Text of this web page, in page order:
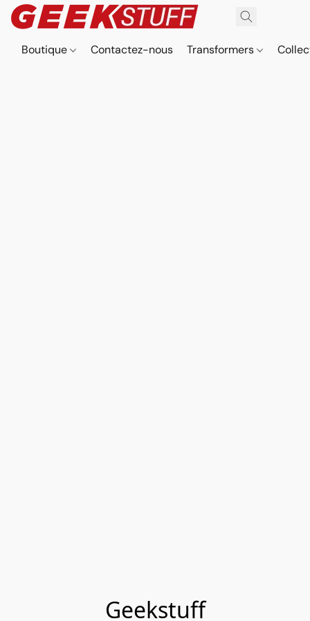
Boutique Contactez-nous Transformers
Geekstuff